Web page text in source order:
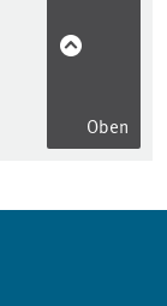
Oben